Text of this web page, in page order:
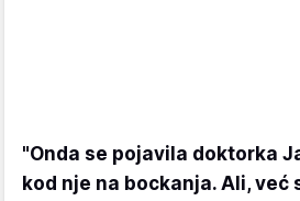
"Onda se pojavila doktorka
kod nje na bockanja. Ali, već